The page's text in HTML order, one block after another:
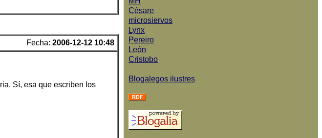
Fecha: 2006-12-12 10:48
Sí, esa que escriben los
Césare
microsiervos
Lynx
Pereiro
León
Cristobo
Blogalegos ilustres